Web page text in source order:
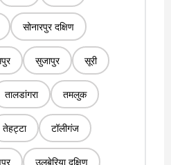
सोनारपुर दक्षिण
सुजापुर सूरी
तालडांगरा तमलुक
तेहट्टा टॉलीगंज
उलुबेरिया दक्षिण